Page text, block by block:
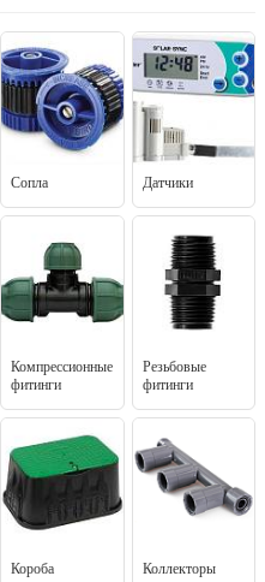
Сопла Датчики
Компрессионные
фитинги
Резьбовые
фитинги
Короба Коллекторы